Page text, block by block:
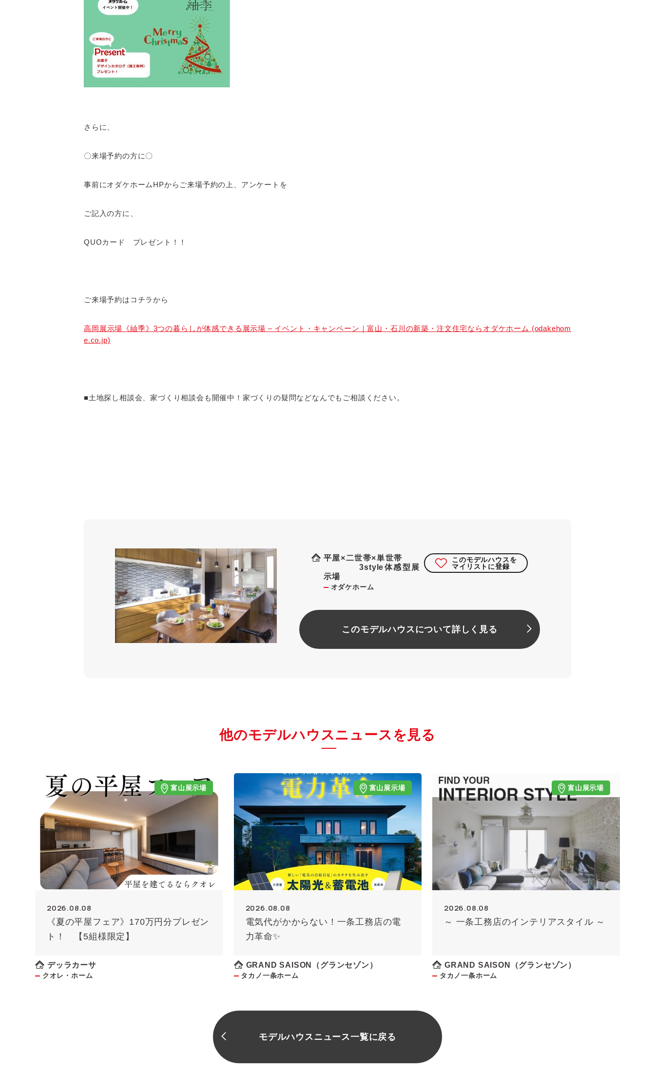
さらに、
〇来場予約の方に〇
事前にオダケホームHPからご来場予約の上、アンケートを
ご記入の方に、
QUOカード プレゼント！！
ご来場予約はコチラから
高岡展示場《紬季》3つの暮らしが体感できる展示場 – イベント・キャンペーン｜富山・石川の新築・注文住宅ならオダケホーム (odakehom
e.co.jp)
■土地探し相談会、家づくり相談会も開催中！家づくりの疑問などなんでもご相談ください。
平屋×二世帯×単世帯
3style体感型展
示場
オダケホーム
このモデルハウスを
マイリストに登録
このモデルハウスについて詳しく見る
他のモデルハウスニュースを見る
富山展示場
2026.08.08
《夏の平屋フェア》170万円分プレゼン
ト！ 【5組様限定】
デッラカーサ
クオレ・ホーム
富山展示場
2026.08.08
電気代がかからない！一条工務店の電
力革命✨
GRAND SAISON（グランセゾン）
タカノ一条ホーム
富山展示場
2026.08.08
～ 一条工務店のインテリアスタイル ～
GRAND SAISON（グランセゾン）
タカノ一条ホーム
モデルハウスニュース一覧に戻る